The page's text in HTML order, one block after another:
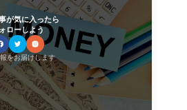
が気に入ったら
ローしよう
をお届けします